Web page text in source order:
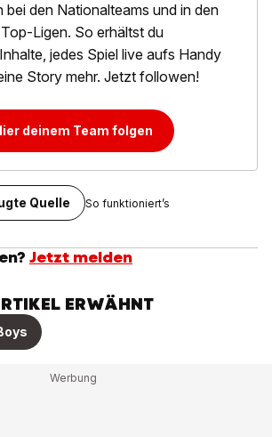
den Nationalteams und in den
Ligen. So erhältst du
jedes Spiel live aufs Handy
Story mehr. Jetzt followen!
deinem Team folgen
Quelle So funktioniert’s
Jetzt melden
ERWÄHNT